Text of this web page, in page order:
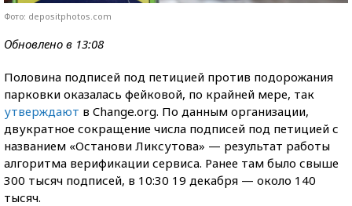
Фото: depositphotos.com
Обновлено в 13:08
Половина подписей под петицией против подорожания
парковки оказалась фейковой, по крайней мере, так
утверждают в Change.org. По данным организации,
двукратное сокращение числа подписей под петицией с
названием «Останови Ликсутова» — результат работы
алгоритма верификации сервиса. Ранее там было свыше
300 тысяч подписей, в 10:30 19 декабря — около 140
тысяч.